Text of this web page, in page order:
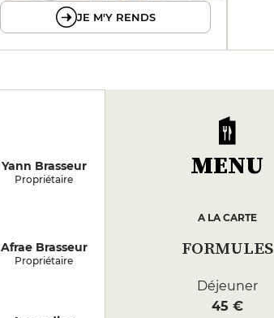
JE M'Y RENDS
Yann Brasseur
Propriétaire
Afrae Brasseur
Propriétaire
MENU
A LA CARTE
FORMULES
Déjeuner
45 €